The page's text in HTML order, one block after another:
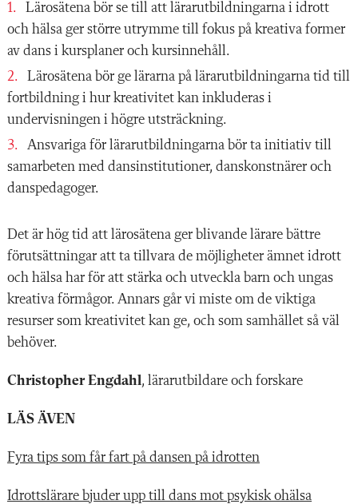
Lärosätena bör se till att lärarutbildningarna i idrott
och hälsa ger större utrymme till fokus på kreativa former
av dans i kursplaner och kursinnehåll.
Lärosätena bör ge lärarna på lärarutbildningarna tid till
fortbildning i hur kreativitet kan inkluderas i
undervisningen i högre utsträckning.
Ansvariga för lärarutbildningarna bör ta initiativ till
samarbeten med dansinstitutioner, danskonstnärer och
danspedagoger.
Det är hög tid att lärosätena ger blivande lärare bättre
förutsättningar att ta tillvara de möjligheter ämnet idrott
och hälsa har för att stärka och utveckla barn och ungas
kreativa förmågor. Annars går vi miste om de viktiga
resurser som kreativitet kan ge, och som samhället så väl
behöver.
Christopher Engdahl, lärarutbildare och forskare
LÄS ÄVEN
Fyra tips som får fart på dansen på idrotten
Idrottslärare bjuder upp till dans mot psykisk ohälsa